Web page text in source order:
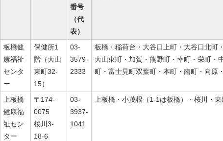
番号
（代
表）
板橋健
康福祉
センタ
ー
保健所1
階（大山
東町32-
15）
03-
3579-
2333
板橋・稲荷台・大谷口上町・大谷口北町
大山東町・加賀・熊野町・幸町・栄町・
町・富士見町双葉町・本町・南町・向原
上板橋
健康福
祉セン
ター
〒174-
0075
桜川3-
18-6
03-
3937-
1041
上板橋・小茂根（1-1は板橋）・桜川・